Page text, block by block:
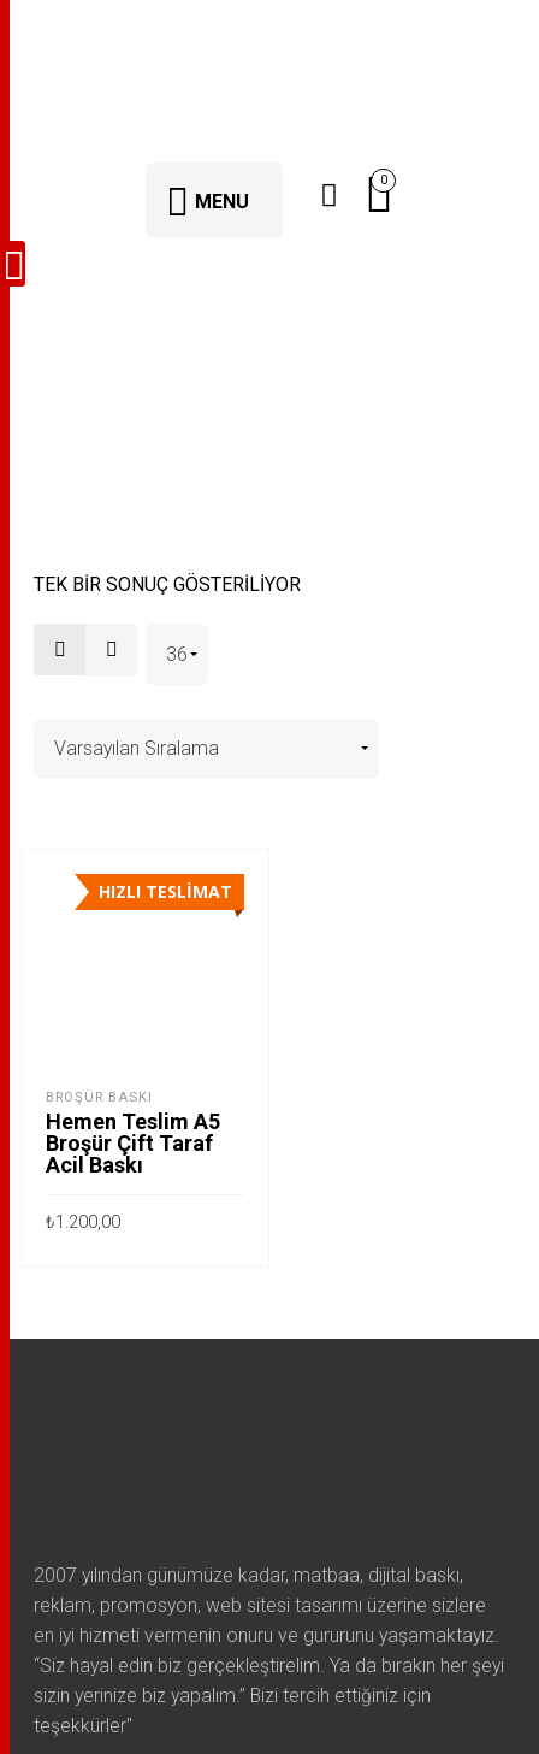
MENU
0
TEK BIR SONUÇ GÖSTERILIYOR
HIZLI TESLİMAT
BROŞÜR BASKI
Hemen Teslim A5
Broşür Çift Taraf
Acil Baskı
₺1.200,00
seçilebilir
2007 yılından günümüze kadar, matbaa, dijital baskı,
reklam, promosyon, web sitesi tasarımı üzerine sizlere
en iyi hizmeti vermenin onuru ve gururunu yaşamaktayız.
“Siz hayal edin biz gerçekleştirelim. Ya da bırakın her şeyi
sizin yerinize biz yapalım.” Bizi tercih ettiğiniz için
teşekkürler"